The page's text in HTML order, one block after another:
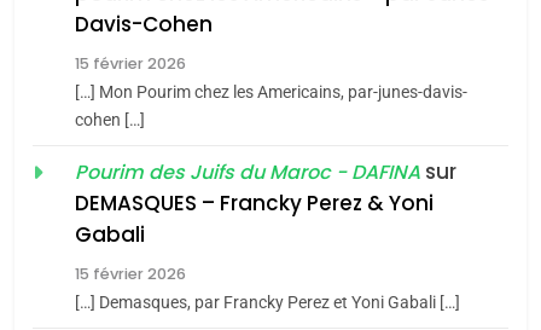
De Loya Stauber
«Tu dis génocide, je dis
guerre»: La nouvelle
Davis-Cohen
15 février 2026
[…] Mon Pourim chez les Americains, par-junes-davis-
cohen […]
Pourim des Juifs du Maroc - DAFINA sur
DEMASQUES – Francky Perez & Yoni
Gabali
15 février 2026
[…] Demasques, par Francky Perez et Yoni Gabali […]
2025, l’année la plus
d’ADL contre
l’antisémitisme
FRANCE ISRAÉL
POURQUOI JE REVENDIQUE